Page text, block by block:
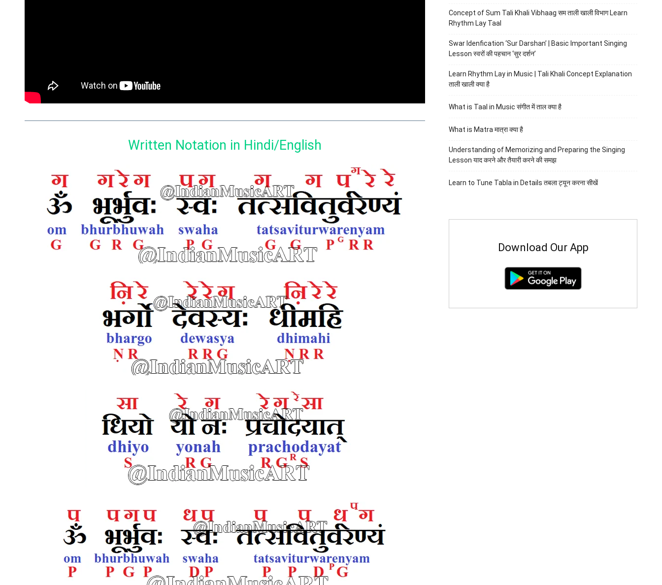
Written Notation in Hindi/English
Concept of Sum Tali Khali Vibhaag सम ताली खाली विभाग Learn
Rhythm Lay Taal
Swar Idenfication ‘Sur Darshan’ | Basic Important Singing
Lesson स्वरों की पहचान ‘सुर दर्शन’
Learn Rhythm Lay in Music | Tali Khali Concept Explanation
ताली खाली क्या है
What is Taal in Music संगीत में ताल क्या है
What is Matra मात्रा क्या है
Understanding of Memorizing and Preparing the Singing
Lesson याद करने और तैयारी करने की समझ
Learn to Tune Tabla in Details तबला ट्यून करना सीखें
Download Our App